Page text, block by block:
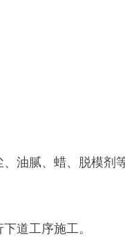
油腻、蜡、脱模剂
道工序施工。